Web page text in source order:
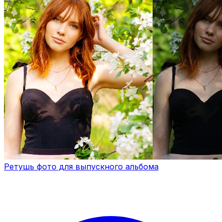
Ретушь фото для выпускного альбома